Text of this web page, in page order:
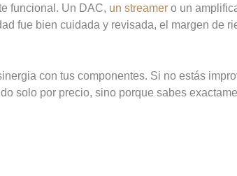
funcional. Un DAC, un streamer o un
fue bien cuidada y revisada, el margen de
con tus componentes. Si no estás
solo por precio, sino porque sabes